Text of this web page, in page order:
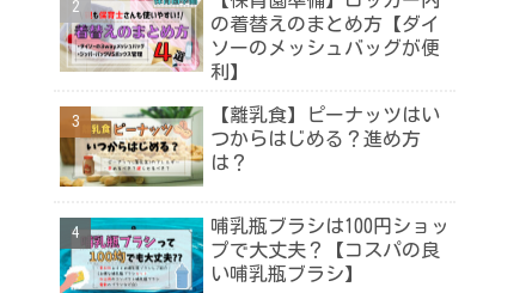
の着替えのまとめ方【ダイ
ソーのメッシュバッグが便
利】
【離乳食】ピーナッツはい
つからはじめる？進め方
は？
哺乳瓶ブラシは100円ショッ
プで大丈夫？【コスパの良
い哺乳瓶ブラシ】